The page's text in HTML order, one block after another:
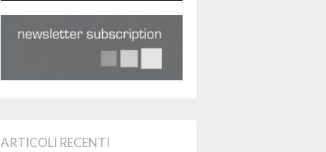
ARTICOLI RECENTI